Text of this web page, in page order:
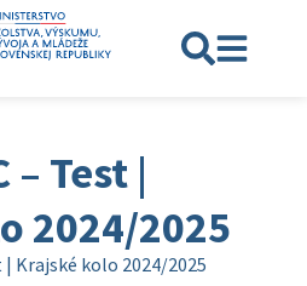
Test |
2024/2025
Krajské kolo 2024/2025